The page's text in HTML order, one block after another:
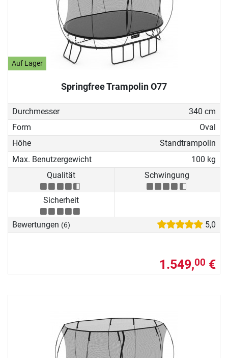
Auf Lager
Springfree Trampolin O77
Durchmesser
340 cm
Form
Oval
Höhe
Standtrampolin
Max. Benutzergewicht
100 kg
Qualität
Schwingung
Sicherheit
Bewertungen (6) 5,0
1.549,00 €